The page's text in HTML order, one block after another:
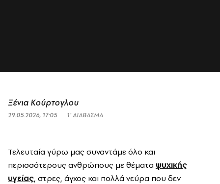
Ξένια Κούρτογλου
29.05.2026, 17:05 1’ ΔΙΑΒΑΣΜΑ
Τελευταία γύρω μας συναντάμε όλο και
περισσότερους ανθρώπους με θέματα ψυχικής
υγείας, στρες, άγχος και πολλά νεύρα που δεν